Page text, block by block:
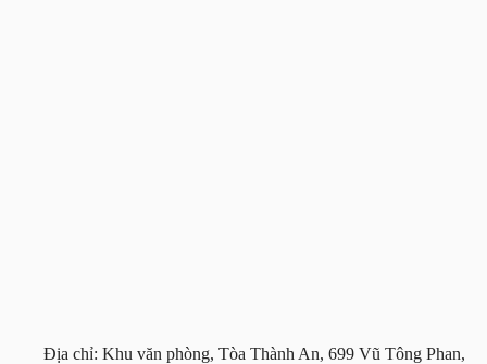
Địa chỉ: Khu văn phòng, Tòa Thành An, 699 Vũ Tông Phan,